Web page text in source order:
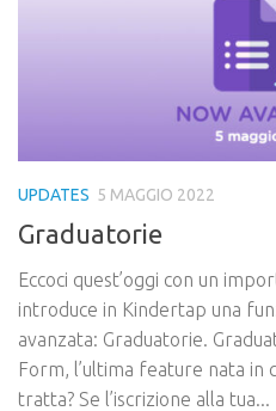
UPDATES 5 MAGGIO 2022
Graduatorie
Eccoci quest’oggi con un
introduce in Kindertap una
avanzata: Graduatorie.
Form, l’ultima feature nata in
tratta? Se l’iscrizione alla tua...